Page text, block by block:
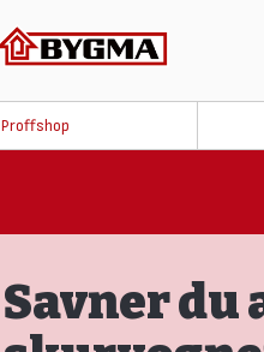
Proffshop